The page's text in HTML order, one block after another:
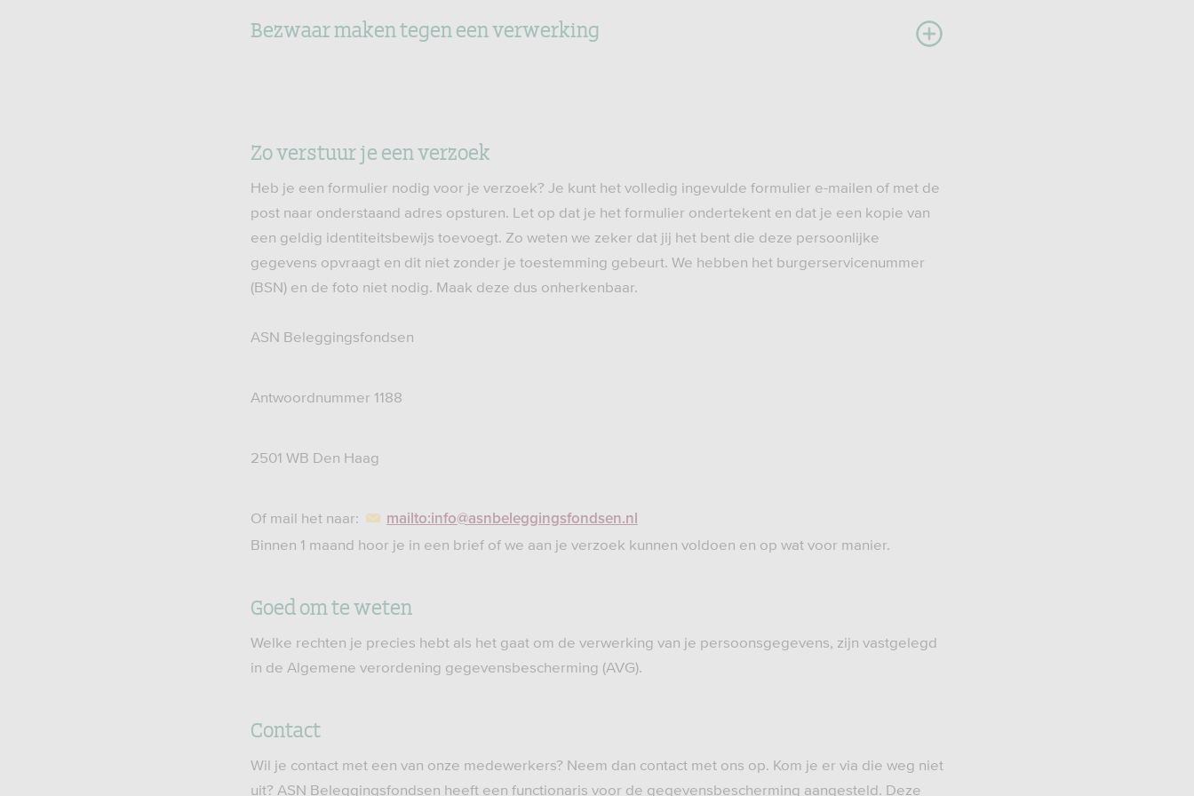
Bezwaar maken tegen een verwerking
Zo verstuur je een verzoek
Heb je een formulier nodig voor je verzoek? Je kunt het volledig ingevulde formulier e-mailen of met de
post naar onderstaand adres opsturen. Let op dat je het formulier ondertekent en dat je een kopie van
een geldig identiteitsbewijs toevoegt. Zo weten we zeker dat jij het bent die deze persoonlijke
gegevens opvraagt en dit niet zonder je toestemming gebeurt. We hebben het burgerservicenummer
(BSN) en de foto niet nodig. Maak deze dus onherkenbaar.
ASN Beleggingsfondsen
Antwoordnummer 1188
2501 WB Den Haag
Of mail het naar: mailto:info@asnbeleggingsfondsen.nl
Binnen 1 maand hoor je in een brief of we aan je verzoek kunnen voldoen en op wat voor manier.
Goed om te weten
Welke rechten je precies hebt als het gaat om de verwerking van je persoonsgegevens, zijn vastgelegd
in de Algemene verordening gegevensbescherming (AVG).
Contact
Wil je contact met een van onze medewerkers? Neem dan contact met ons op. Kom je er via die weg niet
uit? ASN Beleggingsfondsen heeft een functionaris voor de gegevensbescherming aangesteld. Deze